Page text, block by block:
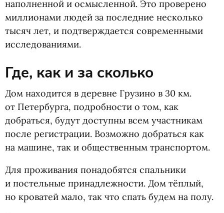
наполненной и осмысленной. Это проверено
миллионами людей за последние несколько
тысяч лет, и подтверждается современными
исследованиями.
Где, как и за сколько
Дом находится в деревне Грузино в 30 км.
от Петербурга, подробности о том, как
добраться, будут доступны всем участникам
после регистрации. Возможно добраться как
на машине, так и общественным транспортом.
Для проживания понадобятся спальники
и постельные принадлежности. Дом тёплый,
но кроватей мало, так что спать будем на полу.